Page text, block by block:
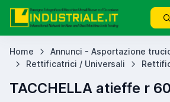
Home Annunci - Asportazione
Rettificatrici / Universali
TACCHELLA atieffe r